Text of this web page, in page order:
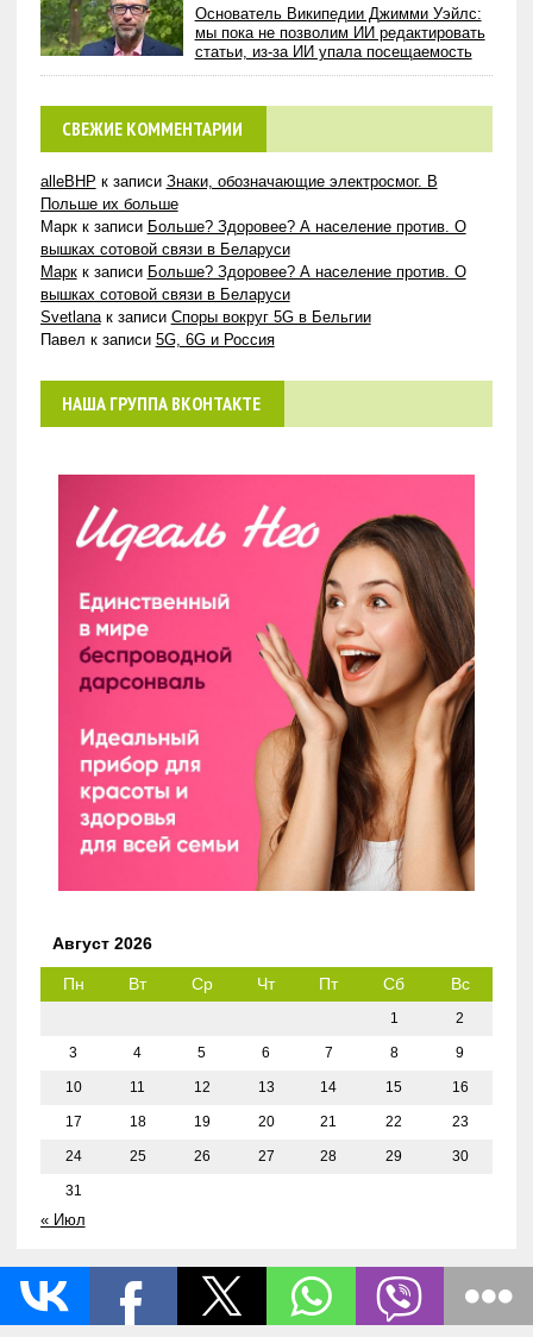
Основатель Википедии Джимми Уэйлс:
мы пока не позволим ИИ редактировать
статьи, из-за ИИ упала посещаемость
СВЕЖИЕ КОММЕНТАРИИ
alleBHP к записи Знаки, обозначающие электросмог. В
Польше их больше
Маркк записи Больше? Здоровее? А население против. О
вышках сотовой связи в Беларуси
Маркк записи Больше? Здоровее? А население против. О
вышках сотовой связи в Беларуси
Svetlanaк записи Споры вокруг 5G в Бельгии
Павел к записи 5G, 6G и Россия
НАША ГРУППА ВКОНТАКТЕ
Август 2026
Пн Вт Ср Чт Пт Сб Вс
1 2
3 4 5 6 7 8 9
10 11 12 13 14 15 16
17 18 19 20 21 22 23
24 25 26 27 28 29 30
31
« Июл